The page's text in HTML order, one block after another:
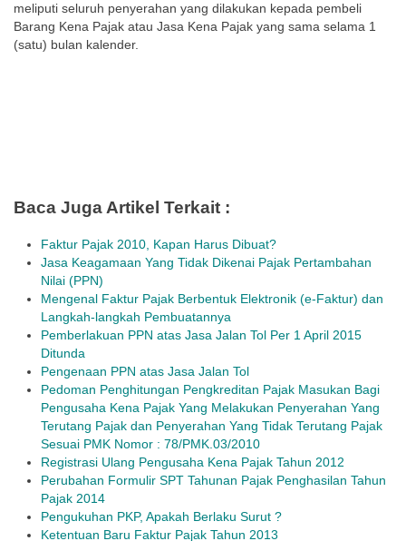
meliputi seluruh penyerahan yang dilakukan kepada pembeli
Barang Kena Pajak atau Jasa Kena Pajak yang sama selama 1
(satu) bulan kalender.
Baca Juga Artikel Terkait :
Faktur Pajak 2010, Kapan Harus Dibuat?
Jasa Keagamaan Yang Tidak Dikenai Pajak Pertambahan
Nilai (PPN)
Mengenal Faktur Pajak Berbentuk Elektronik (e-Faktur) dan
Langkah-langkah Pembuatannya
Pemberlakuan PPN atas Jasa Jalan Tol Per 1 April 2015
Ditunda
Pengenaan PPN atas Jasa Jalan Tol
Pedoman Penghitungan Pengkreditan Pajak Masukan Bagi
Pengusaha Kena Pajak Yang Melakukan Penyerahan Yang
Terutang Pajak dan Penyerahan Yang Tidak Terutang Pajak
Sesuai PMK Nomor : 78/PMK.03/2010
Registrasi Ulang Pengusaha Kena Pajak Tahun 2012
Perubahan Formulir SPT Tahunan Pajak Penghasilan Tahun
Pajak 2014
Pengukuhan PKP, Apakah Berlaku Surut ?
Ketentuan Baru Faktur Pajak Tahun 2013